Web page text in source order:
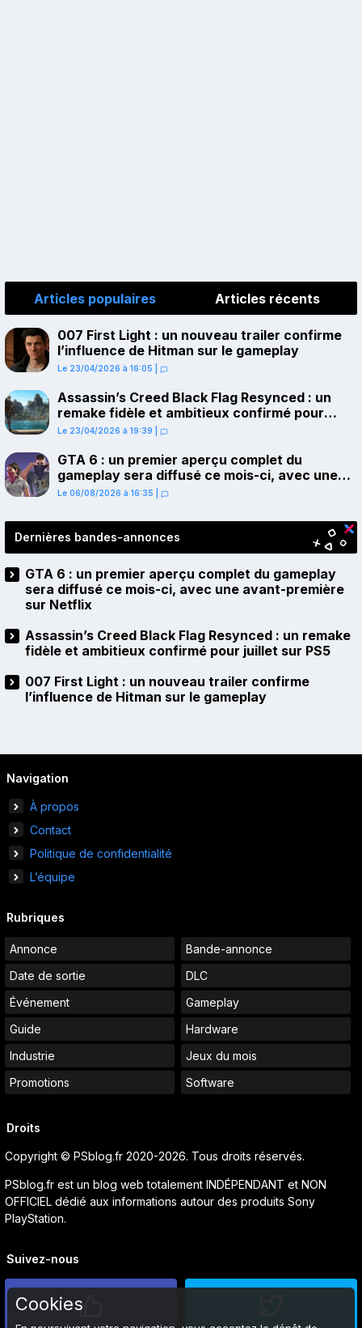
Articles populaires Articles récents
007 First Light : un nouveau trailer confirme
l’influence de Hitman sur le gameplay
Le 23/04/2026 à 16:05
Assassin’s Creed Black Flag Resynced : un
remake fidèle et ambitieux confirmé pour
juillet sur PS5
Le 23/04/2026 à 19:39
GTA 6 : un premier aperçu complet du
gameplay sera diffusé ce mois-ci, avec une
avant-première sur Netflix
Le 06/08/2026 à 16:35
Dernières bandes-annonces
GTA 6 : un premier aperçu complet du gameplay
sera diffusé ce mois-ci, avec une avant-première
sur Netflix
Assassin’s Creed Black Flag Resynced : un remake
fidèle et ambitieux confirmé pour juillet sur PS5
007 First Light : un nouveau trailer confirme
l’influence de Hitman sur le gameplay
Navigation
À propos
Contact
Politique de confidentialité
L’équipe
Rubriques
Annonce
Bande-annonce
Date de sortie
DLC
Événement
Gameplay
Guide
Hardware
Industrie
Jeux du mois
Promotions
Software
Droits
Copyright © PSblog.fr 2020-2026. Tous droits réservés.
PSblog.fr est un blog web totalement INDÉPENDANT et NON
OFFICIEL dédié aux informations autour des produits Sony
PlayStation.
Suivez-nous
Cookies